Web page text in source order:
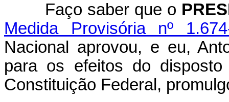
Faço saber que o
Medida Provisória nº
Nacional aprovou, e eu,
para os efeitos do
Constituição Federal,